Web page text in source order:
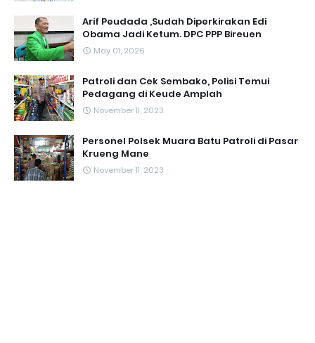
Arif Peudada ,Sudah Diperkirakan Edi
Obama Jadi Ketum. DPC PPP Bireuen
May 01, 2026
Patroli dan Cek Sembako, Polisi Temui
Pedagang di Keude Amplah
November 11, 2023
Personel Polsek Muara Batu Patroli di Pasar
Krueng Mane
November 11, 2023